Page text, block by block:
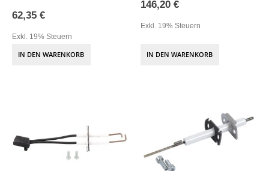
62,35 €
Exkl. 19% Steuern
IN DEN WARENKORB
146,20 €
Exkl. 19% Steuern
IN DEN WARENKORB